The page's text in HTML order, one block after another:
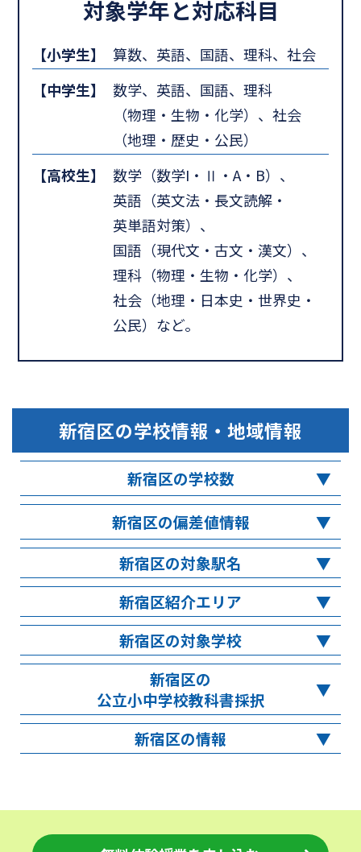
対象学年と対応科目
【小学生】
算数、英語、国語、理科、社会
【中学生】
数学、英語、国語、理科
（物理・生物・化学）、社会
（地理・歴史・公民）
【高校生】
数学（数学I・Ⅱ・A・B）、
英語（英文法・長文読解・
英単語対策）、
国語（現代文・古文・漢文）、
理科（物理・生物・化学）、
社会（地理・日本史・世界史・
公民）など。
新宿区の学校情報・地域情報
新宿区の学校数
新宿区の偏差値情報
新宿区の対象駅名
新宿区紹介エリア
新宿区の対象学校
新宿区の
公立小中学校教科書採択
新宿区の情報